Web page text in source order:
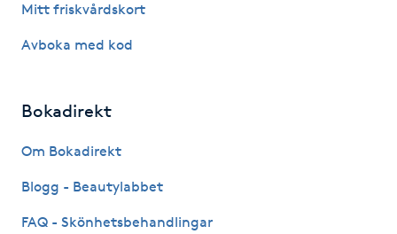
Klippning ungdom
Kosmetisk tatuering
Kostrådgivning
Mitt friskvårdskort
Avboka med kod
Bokadirekt
Om Bokadirekt
Blogg - Beautylabbet
FAQ - Skönhetsbehandlingar